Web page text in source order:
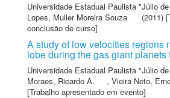
Universidade Estadual Paulista "Júlio
Lopes, Muller Moreira Souza
(2011)
conclusão de curso]
A study of low velocities regions
lobe during the gas giant planets
Universidade Estadual Paulista "Júlio
Moraes, Ricardo A.
, Vieira Neto,
[Trabalho apresentado em evento]